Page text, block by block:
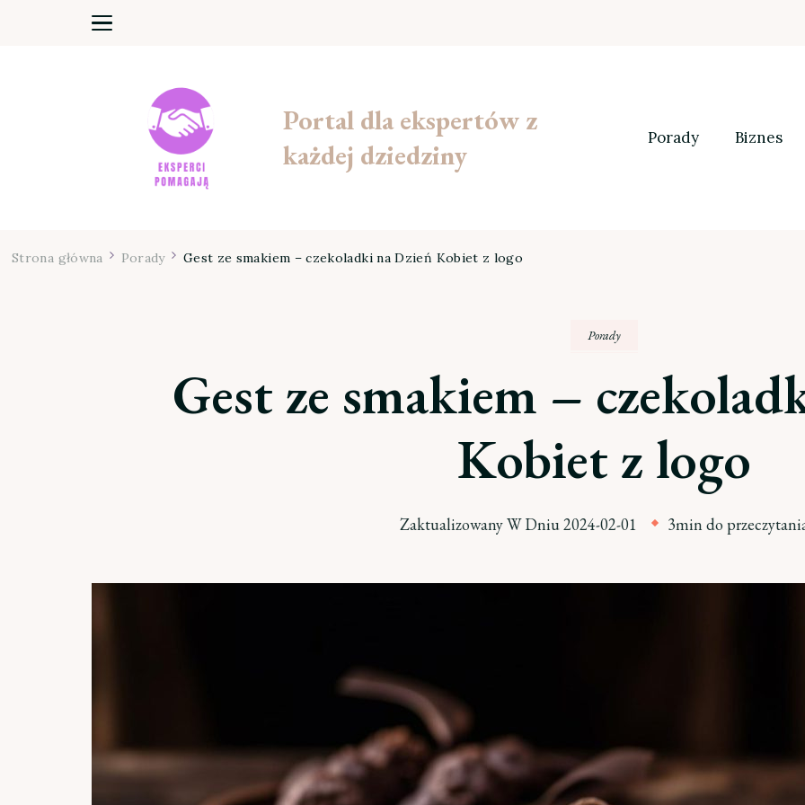
Portal dla ekspertów z
każdej dziedziny
Porady Biznes
Strona główna Porady Gest ze smakiem – czekoladki na Dzień Kobiet z logo
Porady
Gest ze smakiem –
Kobiet z logo
Zaktualizowany W Dniu2024-02-01 3min do